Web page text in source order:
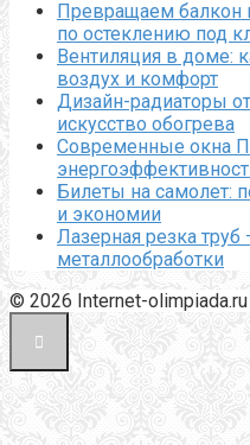
Превращаем балкон
по остеклению под
Вентиляция в доме:
воздух и комфорт
Дизайн-радиаторы
искусство обогрева
Современные окна
Билеты на самолет:
и экономии
Лазерная резка
металлообработки
© 2026 Internet-